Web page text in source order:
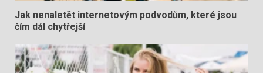
Jak nenaletět internetovým podvodům, které jsou
čím dál chytřejší